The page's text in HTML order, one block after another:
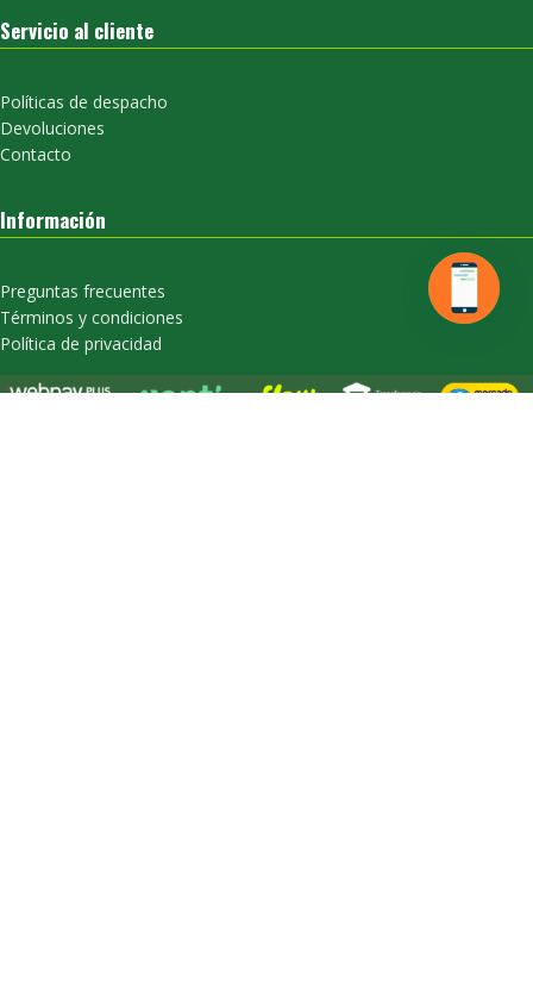
Servicio al cliente
Políticas de despacho
Devoluciones
Contacto
Información
Preguntas frecuentes
Términos y condiciones
Política de privacidad